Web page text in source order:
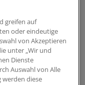
Dr. Axel
ausreichend
Mit ihnen
auf den
machen wir eine
greifen auf
oder eindeutige
von Akzeptieren
unter „Wir und
Dienste
Auswahl von Alle
diese